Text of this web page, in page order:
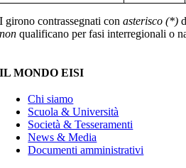
I girono contrassegnati conasterisco (*)
non qualificano per fasi interregionali o
IL MONDO EISI
Chi siamo
Scuola & Università
Società & Tesseramenti
News & Media
Documenti amministrativi